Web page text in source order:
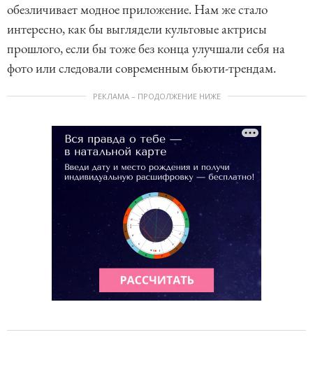
обезличивает модное приложение. Нам же стало
интересно, как бы выглядели культовые актрисы
прошлого, если бы тоже без конца улучшали себя на
фото или следовали современным бьюти-трендам.
РЕКЛАМА – ПРОДОЛЖЕНИЕ НИЖЕ